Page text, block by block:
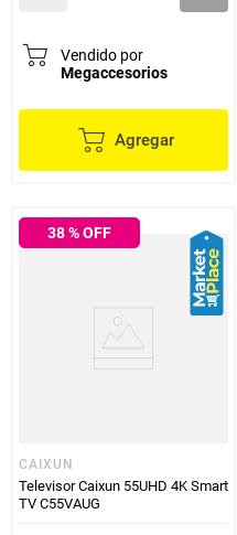
Vendido por
Megaccesorios
Agregar
38% OFF
CAIXUN
Televisor Caixun 55UHD 4K Smart
TV C55VAUG